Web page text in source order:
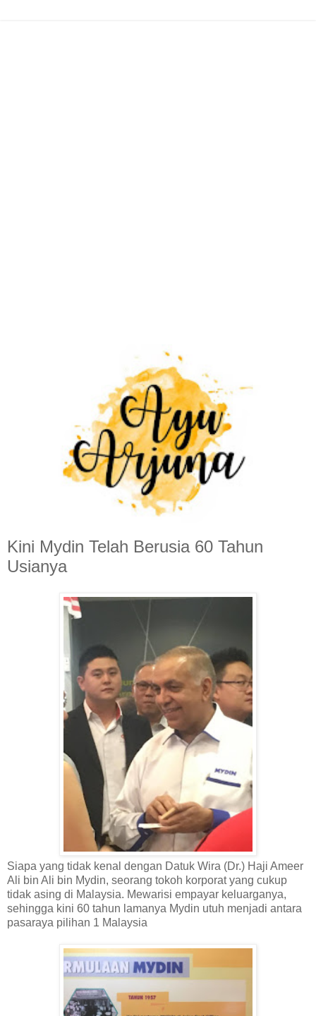
Kini Mydin Telah Berusia 60 Tahun
Usianya
Siapa yang tidak kenal dengan Datuk Wira (Dr.) Haji Ameer
Ali bin Ali bin Mydin, seorang tokoh korporat yang cukup
tidak asing di Malaysia. Mewarisi empayar keluarganya,
sehingga kini 60 tahun lamanya Mydin utuh menjadi antara
pasaraya pilihan 1 Malaysia